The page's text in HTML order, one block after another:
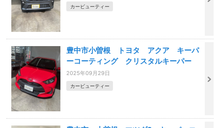
カービューティー
豊中市小曽根 トヨタ アクア キーパ
ーコーティング クリスタルキーパー
2025年09月29日
カービューティー